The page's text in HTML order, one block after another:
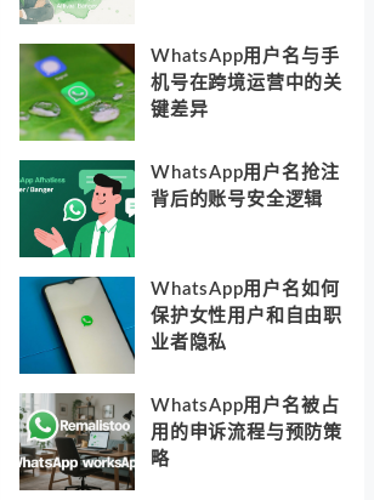
WhatsApp用户名与手
机号在跨境运营中的关
键差异
WhatsApp用户名抢注
背后的账号安全逻辑
WhatsApp用户名如何
保护女性用户和自由职
业者隐私
WhatsApp用户名被占
用的申诉流程与预防策
略